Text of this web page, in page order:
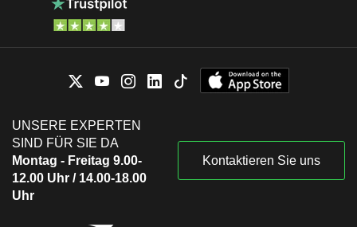
UNSERE EXPERTEN
SIND FÜR SIE DA
Montag - Freitag 9.00-
12.00 Uhr / 14.00-18.00
Uhr
Kontaktieren Sie uns